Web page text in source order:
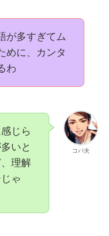
が多すぎてム
めに、カンタ
わ
コバ夫
じら
いと
理解
ゃ